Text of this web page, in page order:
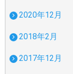
2020年12月
2018年2月
2017年12月